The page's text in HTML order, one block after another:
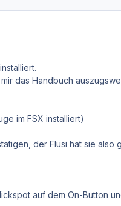
das Handbuch
im FSX installiert)
der Flusi hat sie also
auf dem On-Button